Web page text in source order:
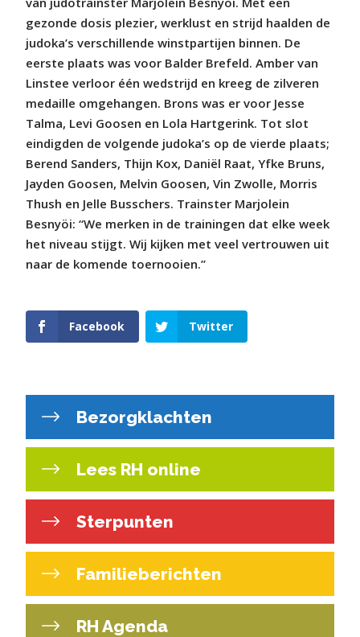
gezonde dosis plezier, werklust en strijd haalden de
judoka’s verschillende winstpartijen binnen. De
eerste plaats was voor Balder Brefeld. Amber van
Linstee verloor één wedstrijd en kreeg de zilveren
medaille omgehangen. Brons was er voor Jesse
Talma, Levi Goosen en Lola Hartgerink. Tot slot
eindigden de volgende judoka’s op de vierde plaats;
Berend Sanders, Thijn Kox, Daniël Raat, Yfke Bruns,
Jayden Goosen, Melvin Goosen, Vin Zwolle, Morris
Thush en Jelle Busschers. Trainster Marjolein
Besnyöi: “We merken in de trainingen dat elke week
het niveau stijgt. Wij kijken met veel vertrouwen uit
naar de komende toernooien.”
Facebook Twitter
Bezorgklachten
Lees RH online
Sterpunten
Familieberichten
RH Agenda